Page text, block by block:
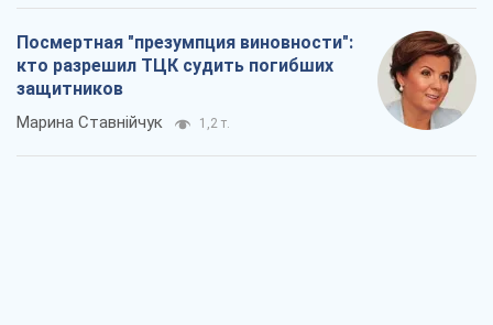
Посмертная "презумпция виновности":
кто разрешил ТЦК судить погибших
защитников
Марина Ставнійчук 1,2 т.